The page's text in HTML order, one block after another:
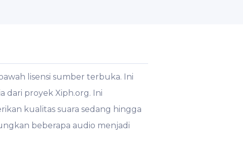
lisensi sumber terbuka. Ini
dari proyek Xiph.org. Ini
kualitas suara sedang hingga
beberapa audio menjadi